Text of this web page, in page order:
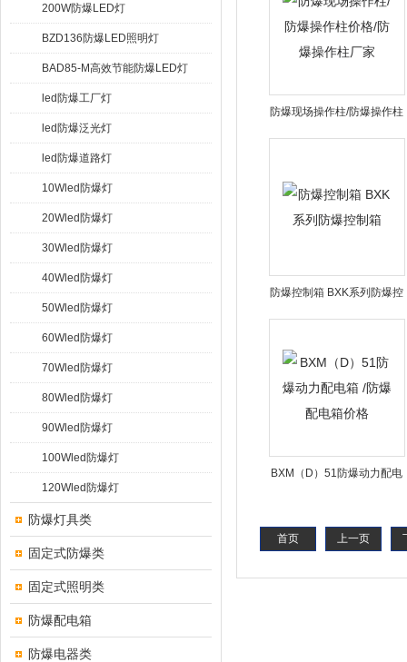
200W防爆LED灯
BZD136防爆LED照明灯
BAD85-M高效节能防爆LED灯
led防爆工厂灯
led防爆泛光灯
led防爆道路灯
10Wled防爆灯
20Wled防爆灯
30Wled防爆灯
40Wled防爆灯
50Wled防爆灯
60Wled防爆灯
70Wled防爆灯
80Wled防爆灯
90Wled防爆灯
100Wled防爆灯
120Wled防爆灯
防爆灯具类
固定式防爆类
固定式照明类
防爆配电箱
防爆电器类
防爆现场操作柱/防爆操作柱
价格/防爆操作柱厂家
防爆控制箱 BXK系列防爆控
制箱
BXM（D）51防爆动力配电
首页 上一页